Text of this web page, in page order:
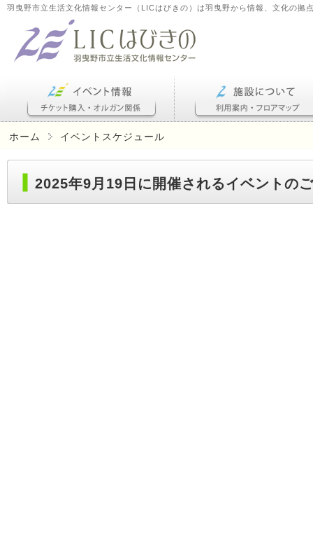
羽曳野市立生活文化情報センター（LICはびきの）は羽曳野から情報、文化の拠
ホーム イベントスケジュール
2025年9月19日に開催されるイベントの